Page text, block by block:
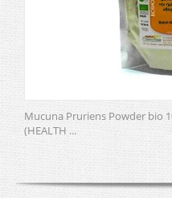
Mucuna Pruriens Powder bio
(HEALTH ...